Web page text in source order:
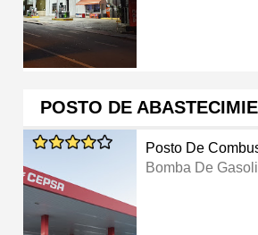
POSTO DE
Posto De
Bomba De